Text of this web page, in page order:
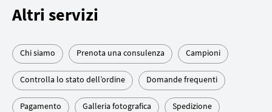
Altri servizi
Chi siamo Prenota una consulenza Campioni
Controlla lo stato dell’ordine Domande frequenti
Pagamento Galleria fotografica Spedizione